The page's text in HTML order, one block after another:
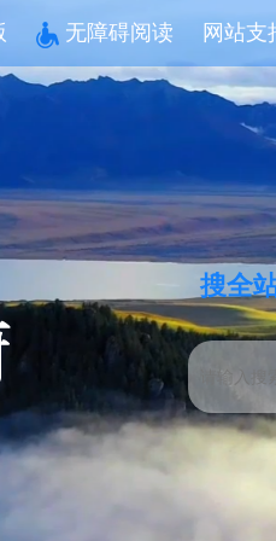
无障碍阅读 网站支
搜全